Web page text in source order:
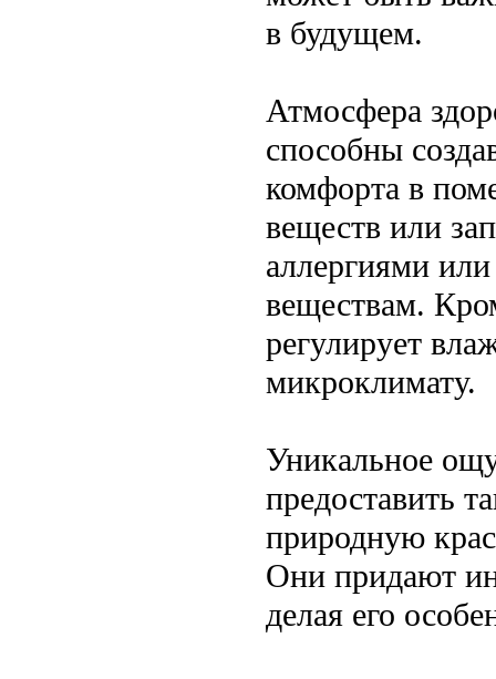
в будущем.
Атмосфера
способны
комфорта в
веществ или
аллергиями
веществам.
регулирует
микроклимату.
Уникальное
предоставить
природную
Они придают
делая его